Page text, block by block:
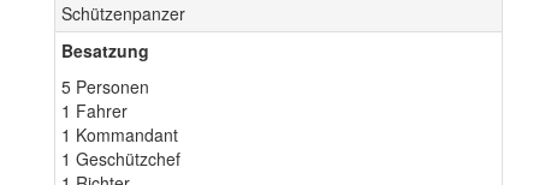
Schützenpanzer
Besatzung
5 Personen
1 Fahrer
1 Kommandant
1 Geschützchef